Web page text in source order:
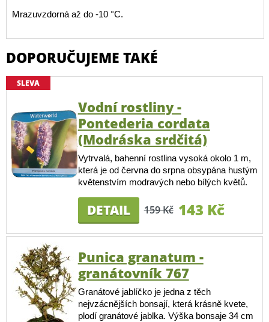
Mrazuvzdorná až do -10 °C.
DOPORUČUJEME TAKÉ
SLEVA
Vodní rostliny -
Pontederia cordata
(Modráska srdčitá)
Vytrvalá, bahenní rostlina vysoká okolo 1 m,
která je od června do srpna obsypána hustým
květenstvím modravých nebo bílých květů.
DETAIL 159 Kč 143 Kč
Punica granatum -
granátovník 767
Granátové jablíčko je jedna z těch
nejvzácnějších bonsají, která krásně kvete,
plodí granátové jablka. Výška bonsaje 34 cm